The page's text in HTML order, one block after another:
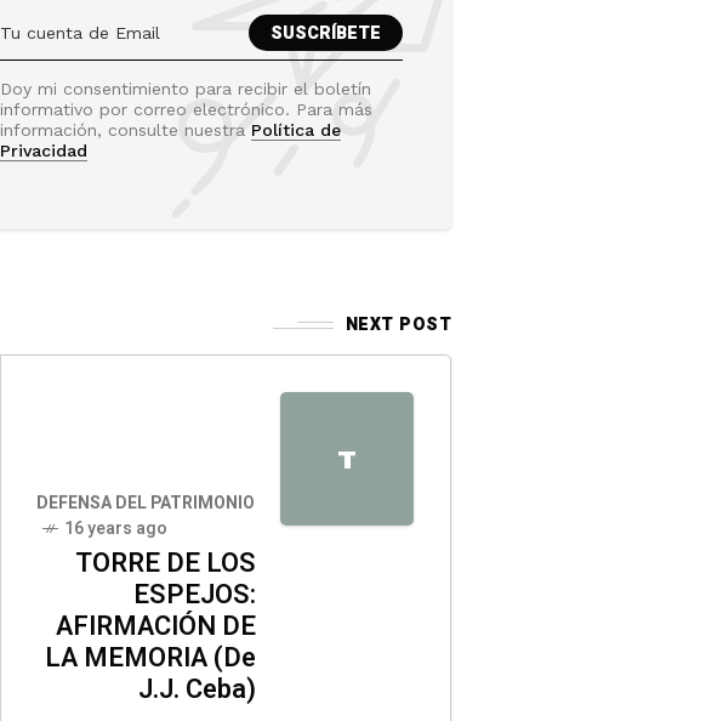
Doy mi consentimiento para recibir el boletín
informativo por correo electrónico. Para más
información, consulte nuestra Política de
Privacidad
NEXT POST
T
DEFENSA DEL PATRIMONIO
16 years ago
TORRE DE LOS
ESPEJOS:
AFIRMACIÓN DE
LA MEMORIA (De
J.J. Ceba)